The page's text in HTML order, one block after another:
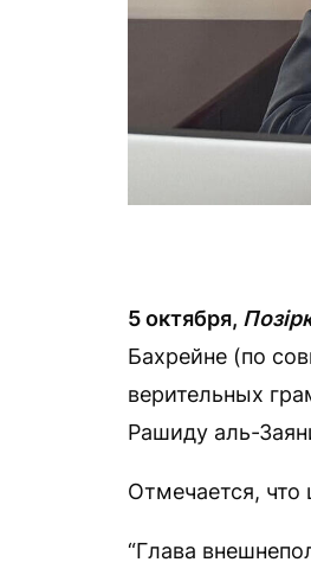
5 октября,
Бахрейне (по
верительных
Рашиду аль-
Отмечается, что
“Глава